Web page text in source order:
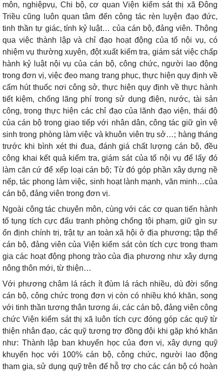
môn, nghiệpvụ, Chi bộ, cơ quan Viện kiểm sát thị xã Đông
Triều cũng luôn quan tâm đến công tác rèn luyện đạo đức,
tinh thần tự giác, tính kỷ luật… của cán bộ, đảng viên. Thông
qua việc thành lập và chỉ đạo hoạt động của tổ nội vụ, có
nhiệm vụ thường xuyên, đột xuất kiểm tra, giám sát việc chấp
hành kỷ luật nội vụ của cán bộ, công chức, người lao động
trong đơn vị, việc đeo mang trang phục, thực hiện quy định về
cấm hút thuốc nơi công sở, thực hiện quy định về thực hành
tiết kiệm, chống lãng phí trong sử dụng điện, nước, tài sản
công, trong thực hiện các chỉ đạo của lãnh đạo viện, thái độ
của cán bộ trong giao tiếp với nhân dân, công tác giữ gìn vệ
sinh trong phòng làm việc và khuôn viên trụ sở…; hàng tháng
trước khi bình xét thi đua, đánh giá chất lượng cán bộ, đều
công khai kết quả kiểm tra, giám sát của tổ nội vụ để lấy đó
làm căn cứ để xếp loại cán bộ; Từ đó góp phần xây dựng nề
nếp, tác phong làm việc, sinh hoạt lành mạnh, văn minh…của
cán bộ, đảng viên trong đơn vị.
Ngoài công tác chuyên môn, cùng với các cơ quan tiến hành
tố tụng tích cực đấu tranh phòng chống tội phạm, giữ gìn sự
ổn định chính trị, trật tự an toàn xã hội ở địa phương; tập thể
cán bộ, đảng viên của Viện kiểm sát còn tích cực trong tham
gia các hoạt động phong trào của địa phương như xây dựng
nông thôn mới, từ thiện…
Với phương châm lá rách ít đùm lá rách nhiều, dù đời sống
cán bộ, công chức trong đơn vị còn có nhiều khó khăn, song
với tinh thần tương thân tương ái, các cán bộ, đảng viên công
chức Viện kiểm sát thị xã luôn tích cực đóng góp các quỹ từ
thiện nhân đạo, các quỹ tương trợ đồng đội khi gặp khó khăn
như: Thành lập ban khuyến học của đơn vị, xây dựng quỹ
khuyến học với 100% cán bộ, công chức, người lao động
tham gia, sử dụng quỹ trên để hỗ trợ cho các cán bộ có hoàn